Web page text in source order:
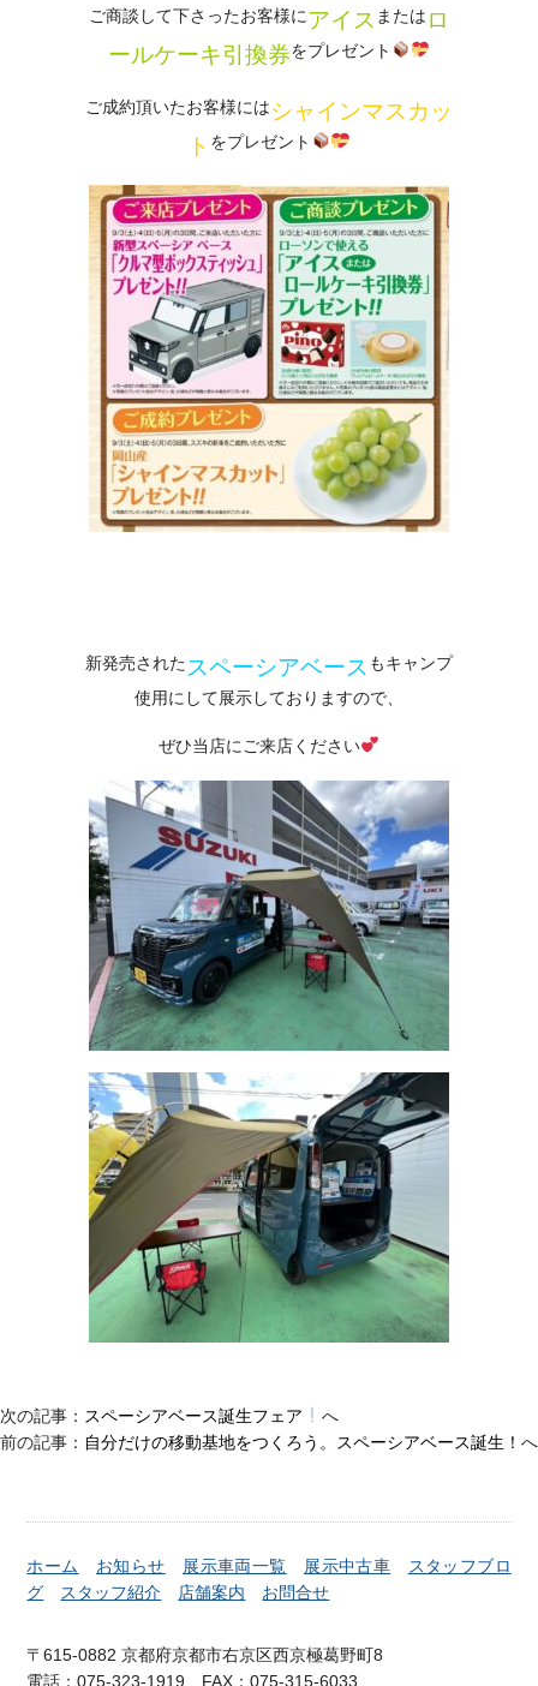
ご商談して下さったお客様に アイス または ロ
ールケーキ引換券をプレゼント
ご成約頂いたお客様にはシャインマスカッ
ト をプレゼント
新発売された スペーシアベース もキャンプ
使用にして展示しておりますので、
ぜひ当店にご来店ください
次の記事： スペーシアベース誕生フェア
へ
前の記事： 自分だけの移動基地をつくろう。スペーシアベース誕生！ へ
ホーム お知らせ 展示車両一覧 展示中古車
スタッフブロ
グ
スタッフ紹介 店舗案内 お問合せ
〒615-0882 京都府京都市右京区西京極葛野町8
電話：075-323-1919 FAX：075-315-6033